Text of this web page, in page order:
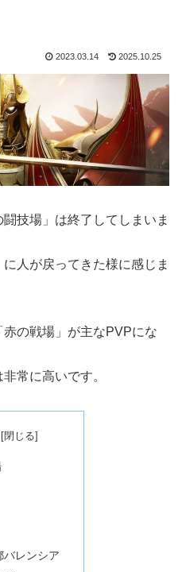
2023.03.14 2025.10.25
技場」は終了してしまいま
人が戻ってきた様に感じま
の戦場」が主なPVPにな
常に高いです。
バレンシア